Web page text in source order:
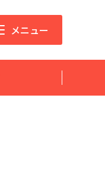
メニュー